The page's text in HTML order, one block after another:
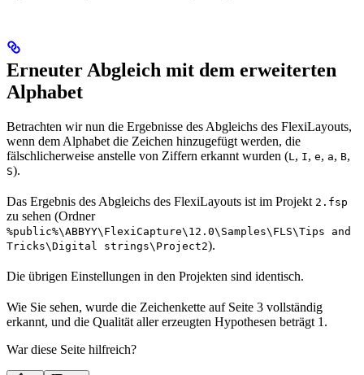
Erneuter Abgleich mit dem erweiterten
Alphabet
Betrachten wir nun die Ergebnisse des Abgleichs des FlexiLayouts,
wenn dem Alphabet die Zeichen hinzugefügt werden, die
fälschlicherweise anstelle von Ziffern erkannt wurden (L, I, e, a, B,
S).
Das Ergebnis des Abgleichs des FlexiLayouts ist im Projekt 2.fsp
zu sehen (Ordner
%public%\ABBYY\FlexiCapture\12.0\Samples\FLS\Tips and
Tricks\Digital strings\Project2).
Die übrigen Einstellungen in den Projekten sind identisch.
Wie Sie sehen, wurde die Zeichenkette auf Seite 3 vollständig
erkannt, und die Qualität aller erzeugten Hypothesen beträgt 1.
War diese Seite hilfreich?